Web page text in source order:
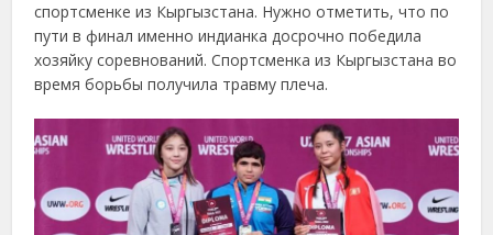
спортсменке из Кыргызстана. Нужно отметить, что по
пути в финал именно индианка досрочно победила
хозяйку соревнований. Спортсменка из Кыргызстана во
время борьбы получила травму плеча.